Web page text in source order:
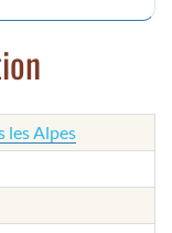
les Alpes